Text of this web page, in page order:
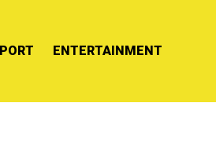
ENTERTAINMENT